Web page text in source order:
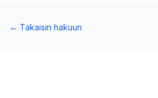
← Takaisin hakuun